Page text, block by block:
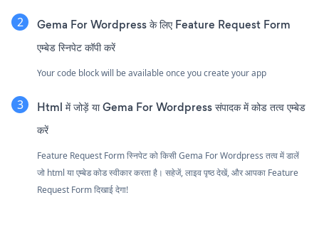
Gema For Wordpress के लिए Feature Request Form
एम्बेड स्निपेट कॉपी करें
Your code block will be available once you create your app
Html में जोड़ें या Gema For Wordpress संपादक में कोड तत्व एम्बेड
करें
Feature Request Form स्निपेट को किसी Gema For Wordpress तत्व में डालें
जो html या एम्बेड कोड स्वीकार करता है। सहेजें, लाइव पृष्ठ देखें, और आपका Feature
Request Form दिखाई देगा!